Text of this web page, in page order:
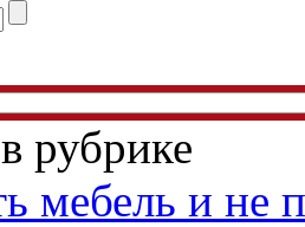
рубрике
мебель и не